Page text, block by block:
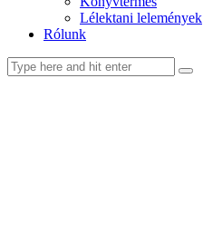
Lélektani lelemények
Rólunk